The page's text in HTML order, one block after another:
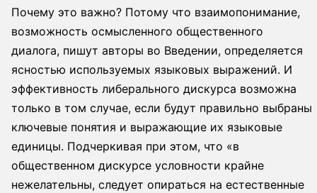
Почему это важно? Потому что взаимопонимание,
возможность осмысленного общественного
диалога, пишут авторы во Введении, определяется
ясностью используемых языковых выражений. И
эффективность либерального дискурса возможна
только в том случае, если будут правильно выбраны
ключевые понятия и выражающие их языковые
единицы. Подчеркивая при этом, что «в
общественном дискурсе условности крайне
нежелательны, следует опираться на естественные